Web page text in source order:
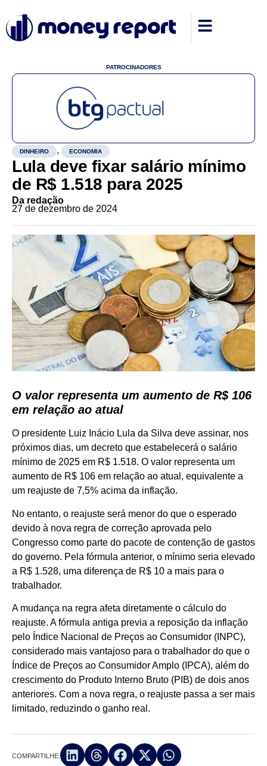
PATROCINADORES
DINHEIRO , ECONOMIA
Lula deve fixar salário mínimo
de R$ 1.518 para 2025
Da redação
27 de dezembro de 2024
O valor representa um aumento de R$ 106
em relação ao atual
O presidente Luiz Inácio Lula da Silva deve assinar, nos
próximos dias, um decreto que estabelecerá o salário
mínimo de 2025 em R$ 1.518. O valor representa um
aumento de R$ 106 em relação ao atual, equivalente a
um reajuste de 7,5% acima da inflação.
No entanto, o reajuste será menor do que o esperado
devido à nova regra de correção aprovada pelo
Congresso como parte do pacote de contenção de gastos
do governo. Pela fórmula anterior, o mínimo seria elevado
a R$ 1.528, uma diferença de R$ 10 a mais para o
trabalhador.
A mudança na regra afeta diretamente o cálculo do
reajuste. A fórmula antiga previa a reposição da inflação
pelo Índice Nacional de Preços ao Consumidor (INPC),
considerado mais vantajoso para o trabalhador do que o
Índice de Preços ao Consumidor Amplo (IPCA), além do
crescimento do Produto Interno Bruto (PIB) de dois anos
anteriores. Com a nova regra, o reajuste passa a ser mais
limitado, reduzindo o ganho real.
COMPARTILHE: